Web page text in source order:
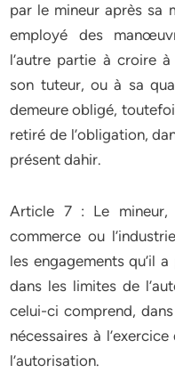
par le mineur après sa
employé des
l’autre partie à croire
son tuteur, ou à sa
demeure obligé,
retiré de l’obligation,
présent dahir.
Article 7 : Le mineur,
commerce ou
les engagements qu’il
dans les limites de
celui-ci comprend,
nécessaires à
l’autorisation.